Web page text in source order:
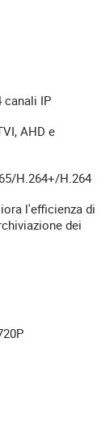
canali IP
AHD e
H.264+/H.264
l'efficienza di
dei